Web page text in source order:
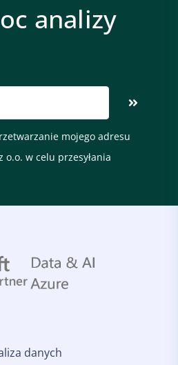
analizy
mojego adresu
o.o. w celu przesyłania
danych